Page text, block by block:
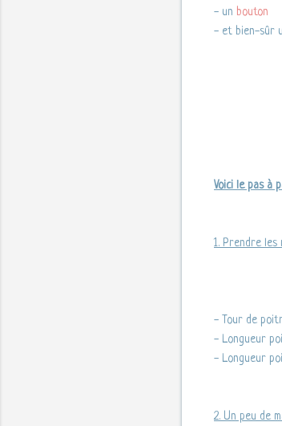
- un bouton
- et bien-sûr
Voici le pas à
1. Prendre
- Tour de
- Longueur
- Longueur
2. Un peu de